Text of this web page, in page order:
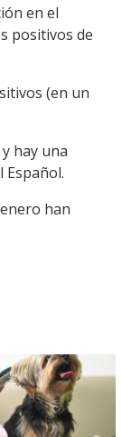
en el
positivos de
(en un
hay una
han